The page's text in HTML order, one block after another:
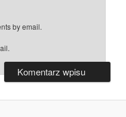
by email.